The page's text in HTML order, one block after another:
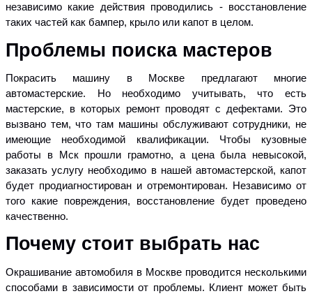
независимо какие действия проводились - восстановление
таких частей как бампер, крыло или капот в целом.
Проблемы поиска мастеров
Покрасить машину в Москве предлагают многие
автомастерские. Но необходимо учитывать, что есть
мастерские, в которых ремонт проводят с дефектами. Это
вызвано тем, что там машины обслуживают сотрудники, не
имеющие необходимой квалификации. Чтобы кузовные
работы в Мск прошли грамотно, а цена была невысокой,
заказать услугу необходимо в нашей автомастерской, капот
будет продиагностирован и отремонтирован. Независимо от
того какие повреждения, восстановление будет проведено
качественно.
Почему стоит выбрать нас
Окрашивание автомобиля в Москве проводится несколькими
способами в зависимости от проблемы. Клиент может быть